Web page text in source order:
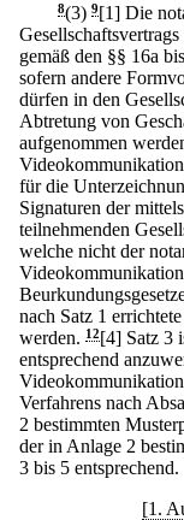
8(3) 9[1] Die
gemäß den §§ 16a
sofern andere
dürfen in den
Abtretung von
aufgenommen
für die
Signaturen der
teilnehmenden
welche nicht der
nach Satz 1
werden. 12[4] Satz 3
entsprechend
Verfahrens nach
2 bestimmten
der in Anlage 2
3 bis 5 entsprechend.
[1.